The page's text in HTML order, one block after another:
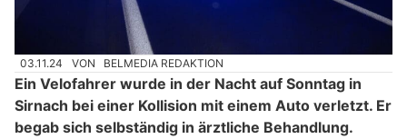
03.11.24 VON BELMEDIA REDAKTION
Ein Velofahrer wurde in der Nacht auf Sonntag in
Sirnach bei einer Kollision mit einem Auto verletzt. Er
begab sich selbständig in ärztliche Behandlung.